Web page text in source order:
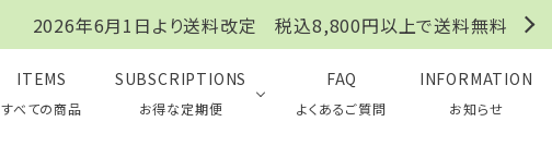
2026年6月1日より送料改定 税込8,800円以上で送料無料
ITEMS
すべての商品
SUBSCRIPTIONS
お得な定期便
FAQ
よくあるご質問
INFORMATION
お知らせ